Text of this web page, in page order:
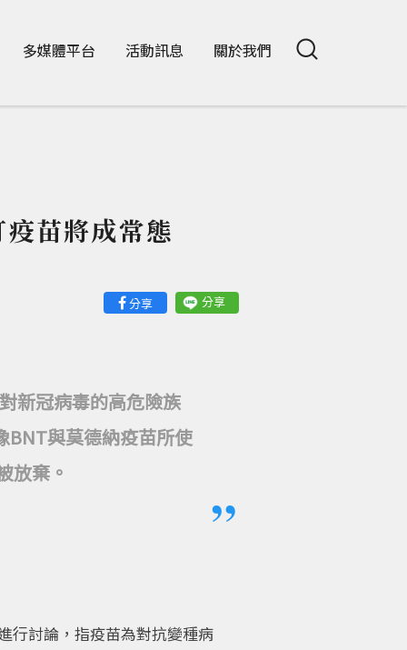
多媒體平台 活動訊息 關於我們
苗將成常態
分享 分享
新冠病毒的高危險族
BNT與莫德納疫苗所使
放棄。
行討論，指疫苗為對抗變種病